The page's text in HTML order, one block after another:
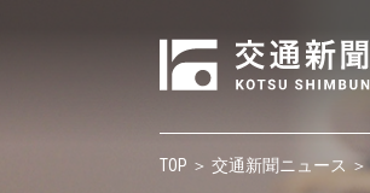
TOP ＞ 交通新聞ニュース ＞